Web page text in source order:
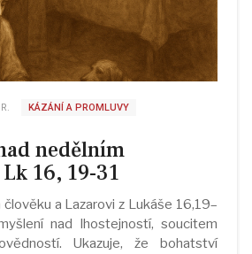
KÁZÁNÍ A PROMLUVY
nedělním
16, 19-31
a Lazarovi z Lukáše 16,19–
nad lhostejností, soucitem
Ukazuje, že bohatství